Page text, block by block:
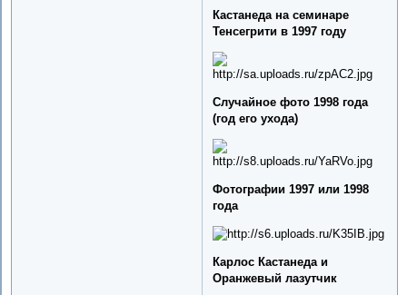
Кастанеда на семинаре
Тенсегрити в 1997 году
Случайное фото 1998 года
(год его ухода)
Фотографии 1997 или 1998
года
Карлос Кастанеда и
Оранжевый лазутчик